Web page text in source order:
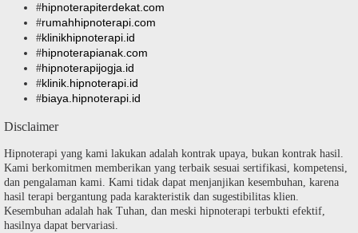
#hipnoterapiterdekat.com
#rumahhipnoterapi.com
#klinikhipnoterapi.id
#hipnoterapianak.com
#hipnoterapijogja.id
#klinik.hipnoterapi.id
#biaya.hipnoterapi.id
Disclaimer
Hipnoterapi yang kami lakukan adalah kontrak upaya, bukan kontrak hasil.
Kami berkomitmen memberikan yang terbaik sesuai sertifikasi, kompetensi,
dan pengalaman kami. Kami tidak dapat menjanjikan kesembuhan, karena
hasil terapi bergantung pada karakteristik dan sugestibilitas klien.
Kesembuhan adalah hak Tuhan, dan meski hipnoterapi terbukti efektif,
hasilnya dapat bervariasi.